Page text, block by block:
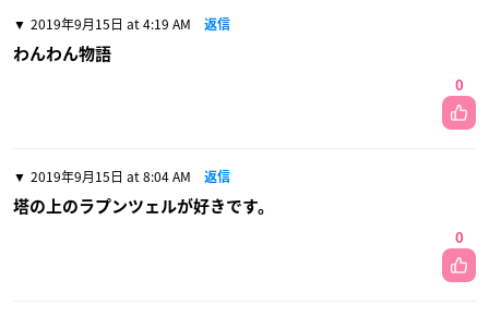
2019年9月15日 at 4:19 AM 返信
わんわん物語
0
2019年9月15日 at 8:04 AM 返信
塔の上のラプンツェルが好きです。
0